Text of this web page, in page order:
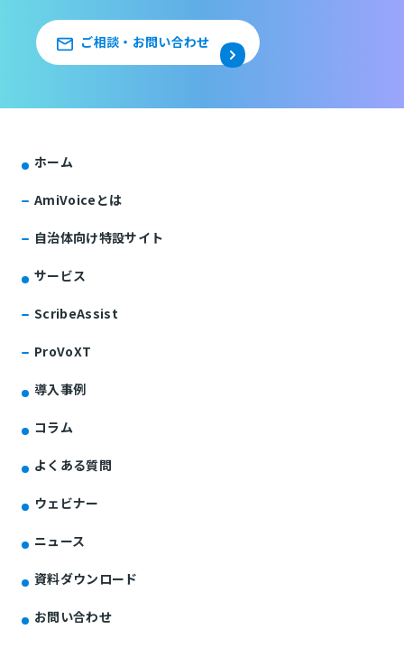
ご相談・お問い合わせ
ホーム
AmiVoiceとは
自治体向け特設サイト
サービス
ScribeAssist
ProVoXT
導入事例
コラム
よくある質問
ウェビナー
ニュース
資料ダウンロード
お問い合わせ